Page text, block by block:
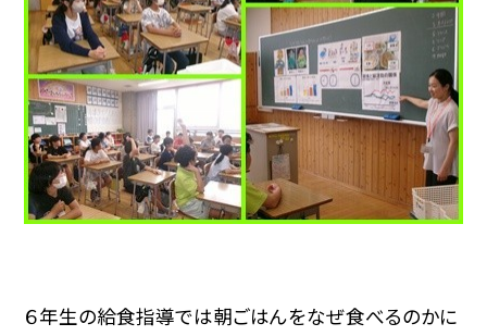
６年生の給食指導では朝ごはんをなぜ食べるのかに